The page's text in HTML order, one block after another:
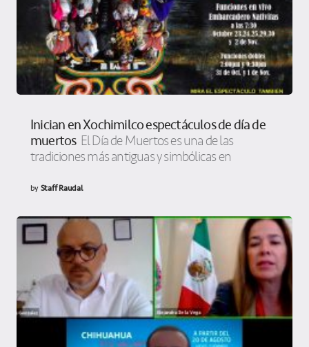
Inician en Xochimilco espectáculos de día de
muertos El Día de Muertos es una de las
tradiciones más antiguas y simbólicas en
byStaff Raudal